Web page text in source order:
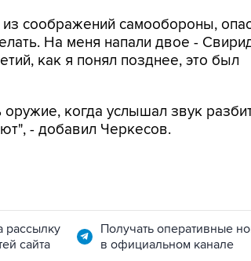
соображений самообороны,
На меня напали двое -
как я понял позднее, это был
когда услышал звук
- добавил Черкесов.
рассылку
сайта
Получать оперативные
в официальном канале